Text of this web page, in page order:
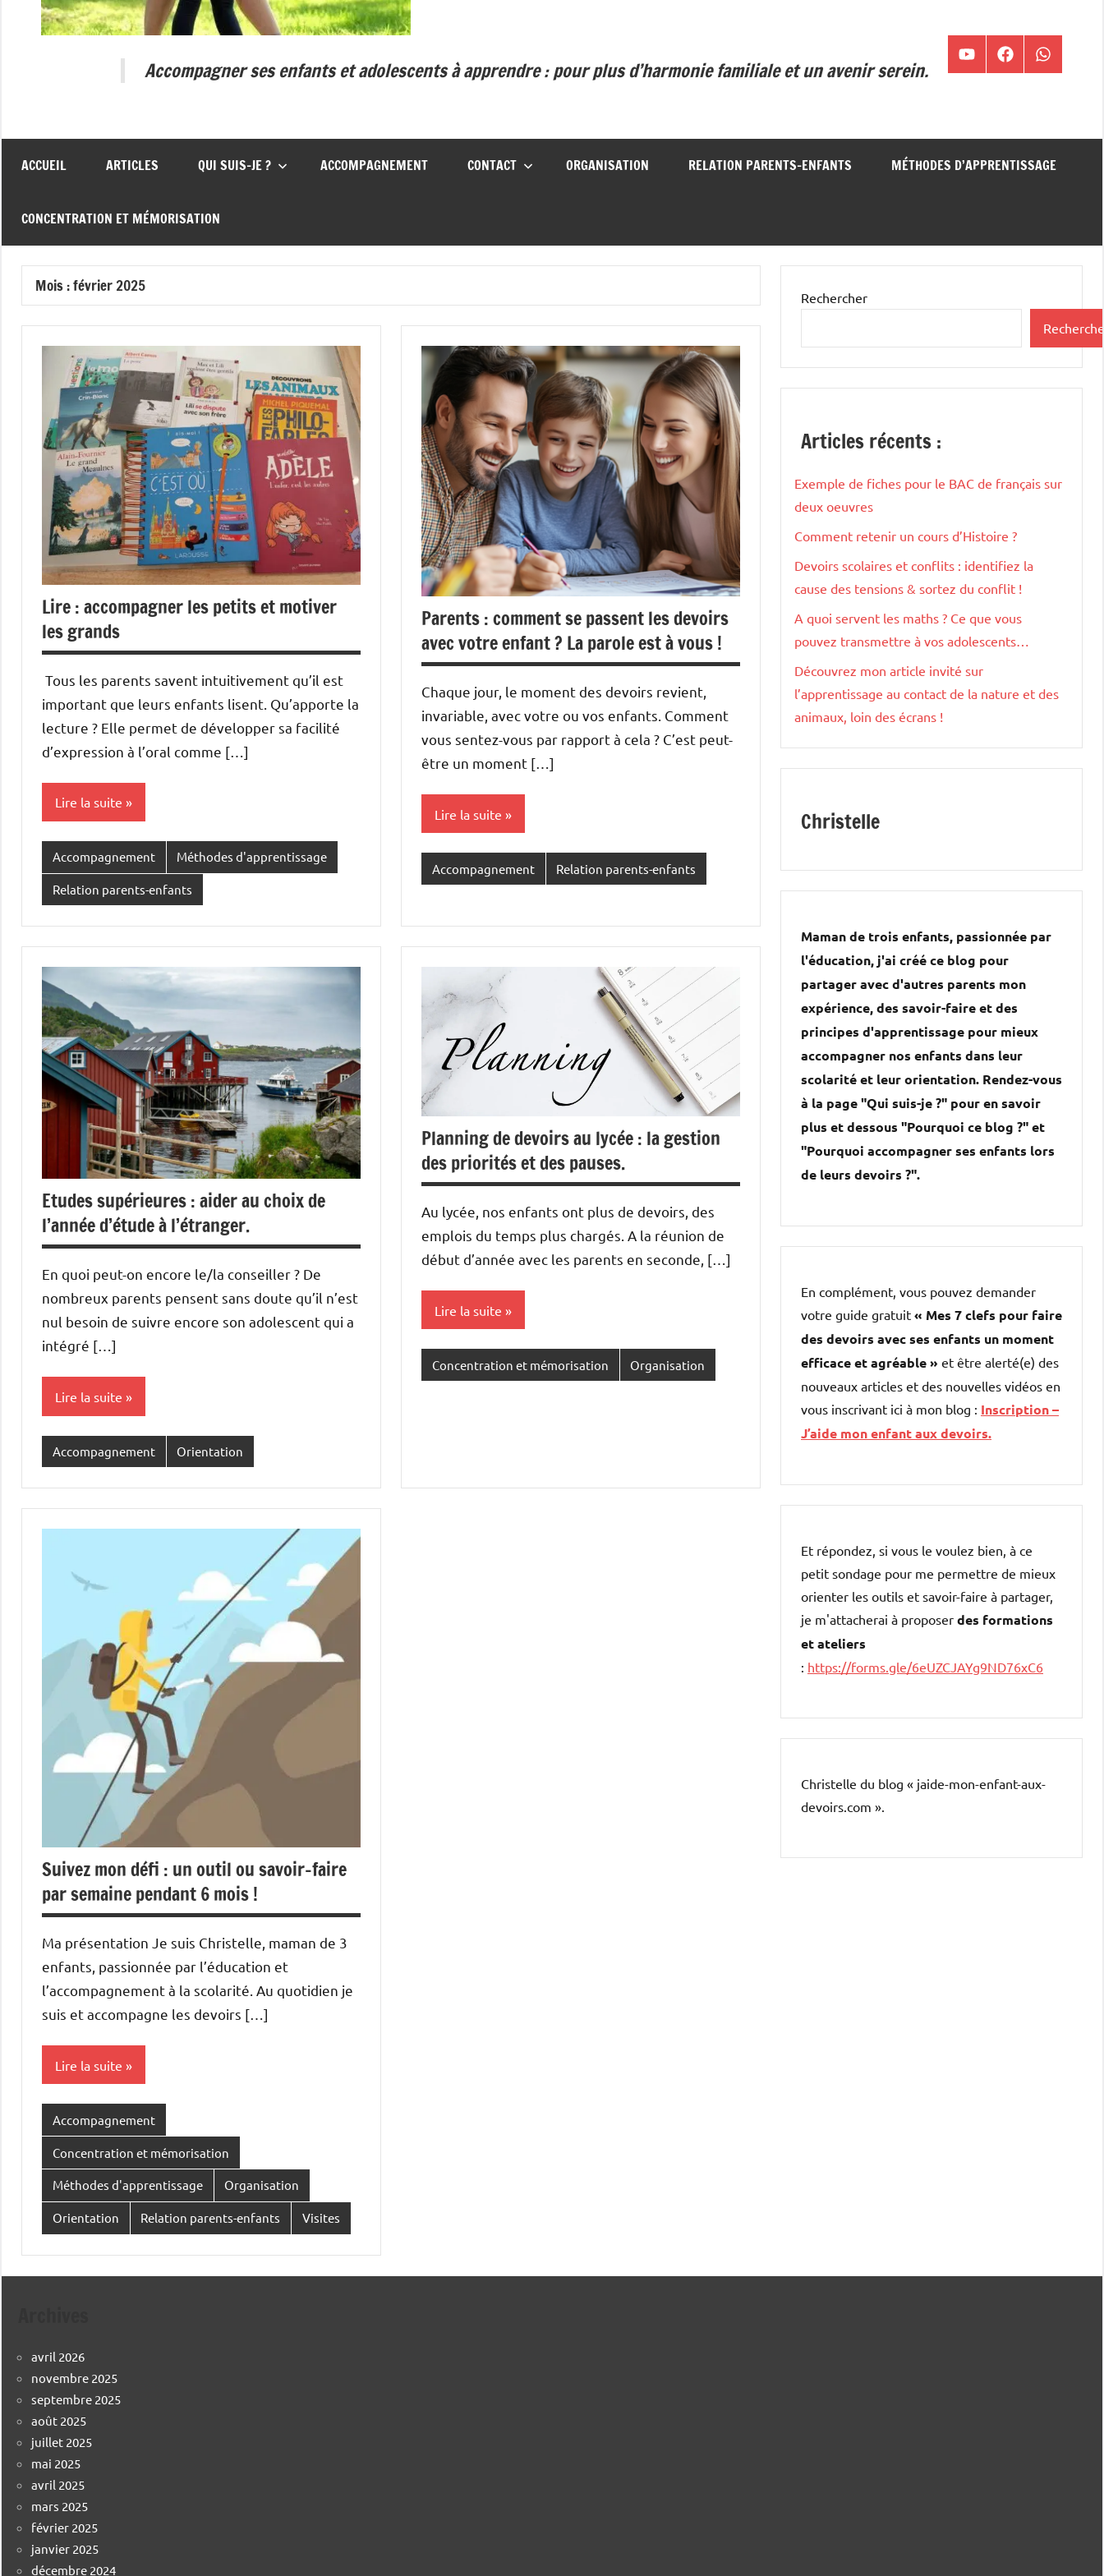
d’harmonie
un
avenir
Accompagner ses enfants et adolescents à apprendre : pour plus d’harmonie familiale et un avenir serein.
Chaîne Facebook
WA
ACCUEIL ARTICLES QUI SUIS-JE ? ACCOMPAGNEMENT CONTACT ORGANISATION RELATION PARENTS-ENFANTS MÉTHODES D’APPRENTISSAGE
CONCENTRATION ET MÉMORISATION
Mois :février 2025
Lire : accompagner les petits et motiver
les grands
Tous les parents savent intuitivement qu’il est
important que leurs enfants lisent. Qu’apporte la
lecture ? Elle permet de développer sa facilité
d’expression à l’oral comme […]
Lire la suite
Accompagnement Méthodes d'apprentissage
Relation parents-enfants
Parents : comment se passent les devoirs
avec votre enfant ? La parole est à vous !
Chaque jour, le moment des devoirs revient,
invariable, avec votre ou vos enfants. Comment
vous sentez-vous par rapport à cela ? C’est peut-
être un moment […]
Lire la suite
Accompagnement Relation parents-enfants
Etudes supérieures : aider au choix de
l’année d’étude à l’étranger.
En quoi peut-on encore le/la conseiller ? De
nombreux parents pensent sans doute qu’il n’est
nul besoin de suivre encore son adolescent qui a
intégré […]
Lire la suite
Accompagnement Orientation
Planning de devoirs au lycée : la gestion
des priorités et des pauses.
Au lycée, nos enfants ont plus de devoirs, des
emplois du temps plus chargés. A la réunion de
début d’année avec les parents en seconde, […]
Lire la suite
Concentration et mémorisation Organisation
Suivez mon défi : un outil ou savoir-faire
par semaine pendant 6 mois !
Ma présentation Je suis Christelle, maman de 3
enfants, passionnée par l’éducation et
l’accompagnement à la scolarité. Au quotidien je
suis et accompagne les devoirs […]
Lire la suite
Accompagnement
Concentration et mémorisation
Méthodes d'apprentissage Organisation
Orientation Relation parents-enfants Visites
Rechercher
Articles récents :
Exemple de fiches pour le BAC de français sur
deux oeuvres
Comment retenir un cours d’Histoire ?
Devoirs scolaires et conflits : identifiez la
cause des tensions & sortez du conflit !
A quoi servent les maths ? Ce que vous
pouvez transmettre à vos adolescents…
Découvrez mon article invité sur
l’apprentissage au contact de la nature et des
animaux, loin des écrans !
Christelle
Maman de trois enfants, passionnée par
l'éducation, j'ai créé ce blog pour
partager avec d'autres parents mon
expérience, des savoir-faire et des
principes d'apprentissage pour mieux
accompagner nos enfants dans leur
scolarité et leur orientation. Rendez-vous
à la page "Qui suis-je ?" pour en savoir
plus et dessous "Pourquoi ce blog ?" et
"Pourquoi accompagner ses enfants lors
de leurs devoirs ?".
En complément, vous pouvez demander
votre guide gratuit « Mes 7 clefs pour faire
des devoirs avec ses enfants un moment
efficace et agréable » et être alerté(e) des
nouveaux articles et des nouvelles vidéos en
vous inscrivant ici à mon blog : Inscription –
J’aide mon enfant aux devoirs.
Et répondez, si vous le voulez bien, à ce
petit sondage pour me permettre de mieux
orienter les outils et savoir-faire à partager,
je m'attacherai à proposer des formations
et ateliers
: https://forms.gle/6eUZCJAYg9ND76xC6
Christelle du blog « jaide-mon-enfant-aux-
devoirs.com ».
avril 2026
novembre 2025
septembre 2025
août 2025
juillet 2025
mai 2025
avril 2025
mars 2025
février 2025
janvier 2025
décembre 2024